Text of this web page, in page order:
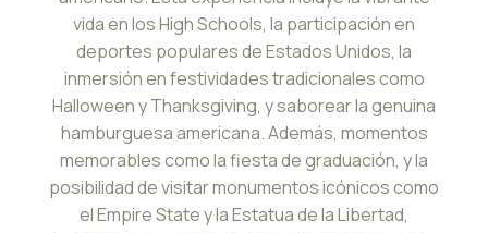
vida en los High Schools, la participación en
deportes populares de Estados Unidos, la
inmersión en festividades tradicionales como
Halloween y Thanksgiving, y saborear la genuina
hamburguesa americana. Además, momentos
memorables como la fiesta de graduación, y la
posibilidad de visitar monumentos icónicos como
el Empire State y la Estatua de la Libertad,